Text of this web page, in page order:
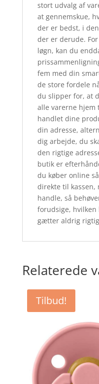
stort udvalg af
at gennemskue,
der er bedst, i
der er derude.
løgn, kan du
fem med din
de store fordele
du slipper for, at
alle varerne hjem
handlet dine
din adresse,
dig arbejde, du
den rigtige
butik er
du køber online
direkte til
handle, så
forudsige, hvilken
gætter aldrig
Relaterede
Tilbud!